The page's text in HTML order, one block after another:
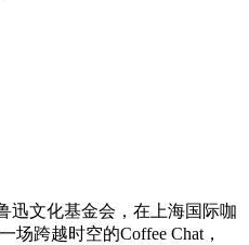
迅文化基金会，在上海国际咖
跨越时空的Coffee Chat，